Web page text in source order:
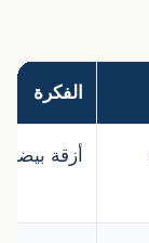
الفكرة
أزقة